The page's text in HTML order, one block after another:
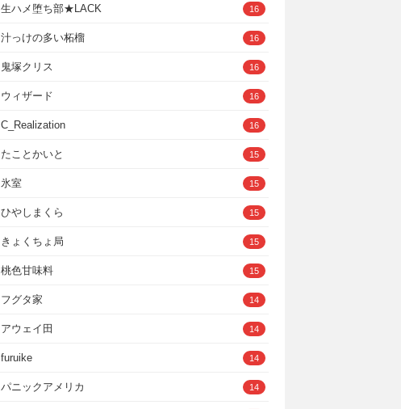
生ハメ堕ち部★LACK 16
汁っけの多い柘榴 16
鬼塚クリス 16
ウィザード 16
C_Realization 16
たことかいと 15
氷室 15
ひやしまくら 15
きょくちょ局 15
桃色甘味料 15
フグタ家 14
アウェイ田 14
furuike 14
パニックアメリカ 14